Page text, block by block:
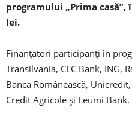
programului „Prima
lei.
Finanţatori participanţi în
Transilvania, CEC Bank, ING,
Banca Românească,
Credit Agricole şi Leumi Bank.